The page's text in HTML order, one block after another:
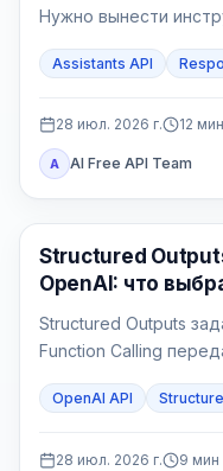
Нужно вынести
цикл tools,
Assistants API
28 июл. 2026 г. 12 мин
A AI Free API Team
API Гайды
Structured
OpenAI: что
Structured Outputs
Function Calling
действие. Выбор
Schema, а тем,
OpenAI API
28 июл. 2026 г. 9 мин